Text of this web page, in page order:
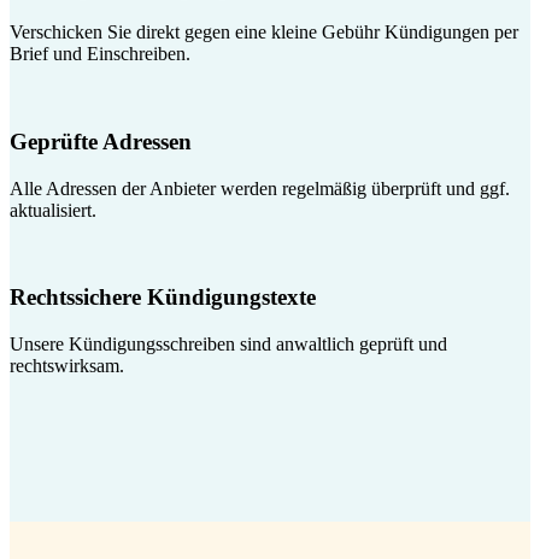
Verschicken Sie direkt gegen eine kleine Gebühr Kündigungen per
Brief und Einschreiben.
Geprüfte Adressen
Alle Adressen der Anbieter werden regelmäßig überprüft und ggf.
aktualisiert.
Rechtssichere Kündigungstexte
Unsere Kündigungsschreiben sind anwaltlich geprüft und
rechtswirksam.